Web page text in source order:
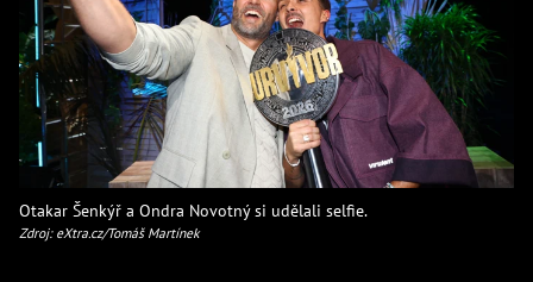
Otakar Šenkýř a Ondra Novotný si udělali selfie.
Zdroj: eXtra.cz/Tomáš Martínek